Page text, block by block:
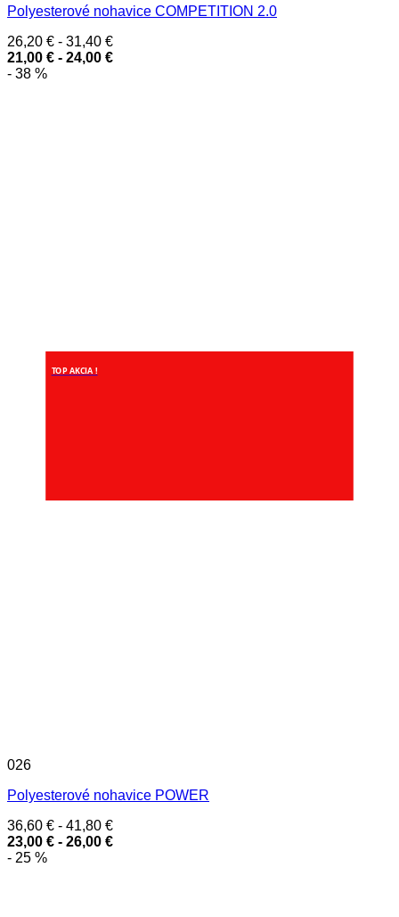
Polyesterové nohavice COMPETITION 2.0
26,20 € - 31,40 €
21,00 € - 24,00 €
- 38 %
TOP AKCIA !
026
Polyesterové nohavice POWER
36,60 € - 41,80 €
23,00 € - 26,00 €
- 25 %